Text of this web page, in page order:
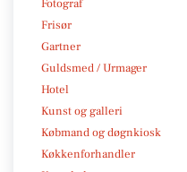
Fotograf
Frisør
Gartner
Guldsmed / Urmager
Hotel
Kunst og galleri
Købmand og døgnkiosk
Køkkenforhandler